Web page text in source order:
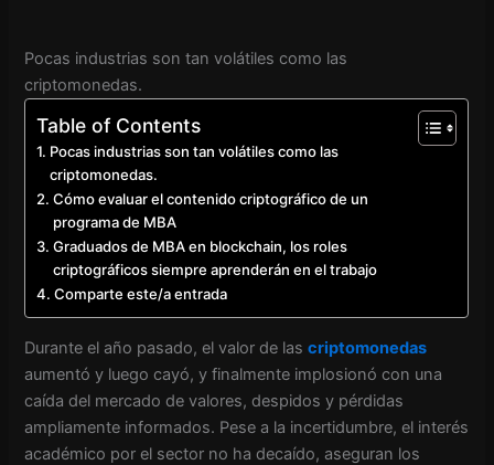
Pocas industrias son tan volátiles como las
criptomonedas.
Table of Contents
Pocas industrias son tan volátiles como las
criptomonedas.
Cómo evaluar el contenido criptográfico de un
programa de MBA
Graduados de MBA en blockchain, los roles
criptográficos siempre aprenderán en el trabajo
Comparte este/a entrada
Durante el año pasado, el valor de lascriptomonedas
aumentó y luego cayó, y finalmente implosionó con una
caída del mercado de valores, despidos y pérdidas
ampliamente informados. Pese a la incertidumbre, el interés
académico por el sector no ha decaído, aseguran los